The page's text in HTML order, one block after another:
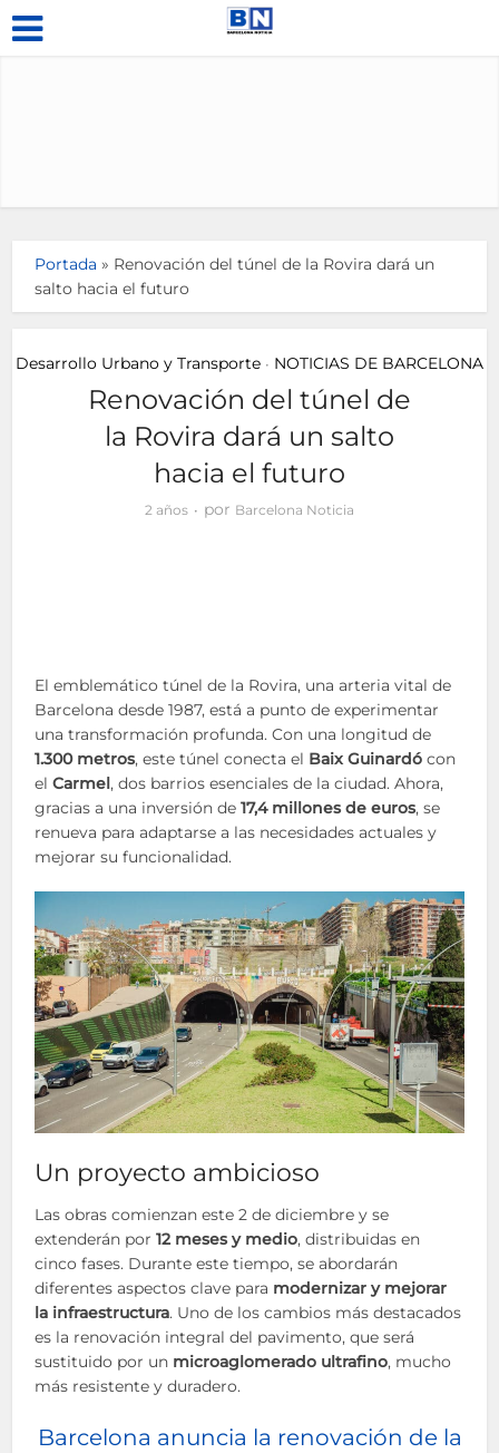
Portada » Renovación del túnel de la Rovira dará un
salto hacia el futuro
Desarrollo Urbano y Transporte • NOTICIAS DE BARCELONA
Renovación del túnel de
la Rovira dará un salto
hacia el futuro
2 años por Barcelona Noticia
El emblemático túnel de la Rovira, una arteria vital de
Barcelona desde 1987, está a punto de experimentar
una transformación profunda. Con una longitud de
1.300 metros, este túnel conecta el Baix Guinardó con
elCarmel, dos barrios esenciales de la ciudad. Ahora,
gracias a una inversión de17,4 millones de euros, se
renueva para adaptarse a las necesidades actuales y
mejorar su funcionalidad.
Un proyecto ambicioso
Las obras comienzan este 2 de diciembre y se
extenderán por12 meses y medio, distribuidas en
cinco fases. Durante este tiempo, se abordarán
diferentes aspectos clave para modernizar y mejorar
la infraestructura. Uno de los cambios más destacados
es la renovación integral del pavimento, que será
sustituido por un microaglomerado ultrafino, mucho
más resistente y duradero.
Barcelona anuncia la renovación de la